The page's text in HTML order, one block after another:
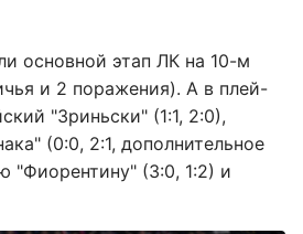
основной этап ЛК на 10-м
и 2 поражения). А в плей-
"Зриньски" (1:1, 2:0),
(0:0, 2:1, дополнительное
"Фиорентину" (3:0, 1:2) и